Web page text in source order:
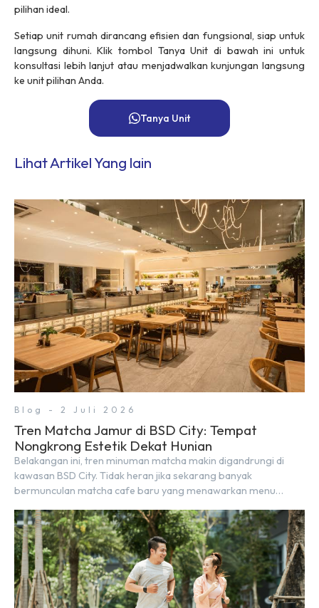
pilihan ideal.
Setiap unit rumah dirancang efisien dan fungsional, siap untuk
langsung dihuni. Klik tombol Tanya Unit di bawah ini untuk
konsultasi lebih lanjut atau menjadwalkan kunjungan langsung
ke unit pilihan Anda.
Tanya Unit
Lihat Artikel Yang lain
Blog - 2 Juli 2026
Tren Matcha Jamur di BSD City: Tempat
Nongkrong Estetik Dekat Hunian
Belakangan ini, tren minuman matcha makin digandrungi di
kawasan BSD City. Tidak heran jika sekarang banyak
bermunculan matcha cafe baru yang menawarkan menu
nyaman, baik untuk produktif bekerja (WFC) maupun sekadar
bersantai bersama orang terdekat. Kabar baiknya, deretan
kafe hits ini tersebar di lokasi-lokasi strategis yang sangat […]